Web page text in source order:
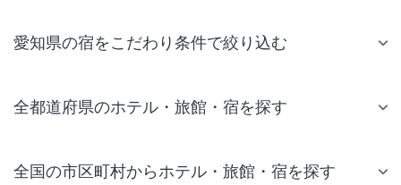
愛知県の宿をこだわり条件で絞り込む
全都道府県のホテル・旅館・宿を探す
全国の市区町村からホテル・旅館・宿を探す